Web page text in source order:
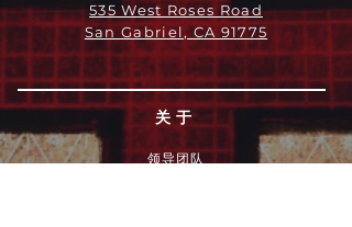
535 West Roses Road
San Gabriel, CA 91775
关于
领导团队